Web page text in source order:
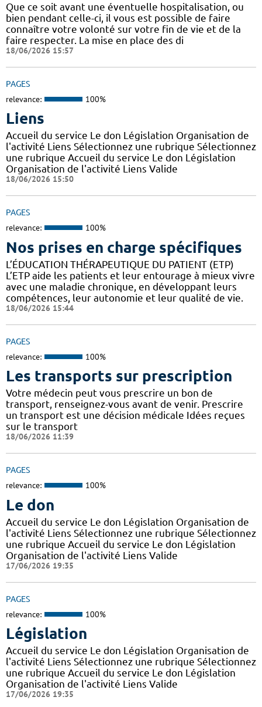
Que ce soit avant une éventuelle hospitalisation, ou
bien pendant celle-ci, il vous est possible de faire
connaître votre volonté sur votre fin de vie et de la
faire respecter. La mise en place des di
18/06/2026 15:57
PAGES
relevance: 100%
Liens
Accueil du service Le don Législation Organisation de
l'activité Liens Sélectionnez une rubrique Sélectionnez
une rubrique Accueil du service Le don Législation
Organisation de l'activité Liens Valide
18/06/2026 15:50
PAGES
relevance: 100%
Nos prises en charge spécifiques
L’ÉDUCATION THÉRAPEUTIQUE DU PATIENT (ETP)
L’ETP aide les patients et leur entourage à mieux vivre
avec une maladie chronique, en développant leurs
compétences, leur autonomie et leur qualité de vie.
18/06/2026 15:44
PAGES
relevance: 100%
Les transports sur prescription
Votre médecin peut vous prescrire un bon de
transport, renseignez-vous avant de venir. Prescrire
un transport est une décision médicale Idées reçues
sur le transport
18/06/2026 11:39
PAGES
relevance: 100%
Le don
Accueil du service Le don Législation Organisation de
l'activité Liens Sélectionnez une rubrique Sélectionnez
une rubrique Accueil du service Le don Législation
Organisation de l'activité Liens Valide
17/06/2026 19:35
PAGES
relevance: 100%
Législation
Accueil du service Le don Législation Organisation de
l'activité Liens Sélectionnez une rubrique Sélectionnez
une rubrique Accueil du service Le don Législation
Organisation de l'activité Liens Valide
17/06/2026 19:35